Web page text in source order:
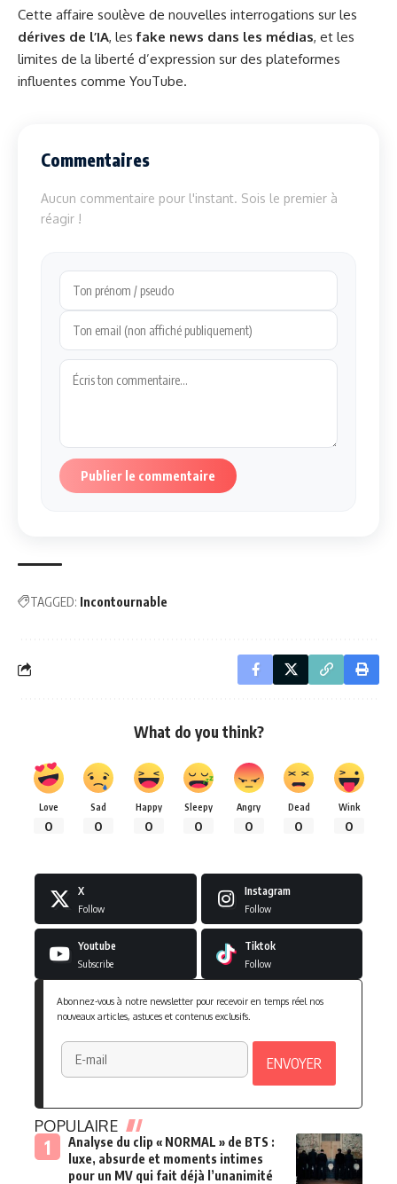
Cette affaire soulève de nouvelles interrogations sur les
dérives de l’IA, lesfake news dans les médias, et les
limites de la liberté d’expression sur des plateformes
influentes comme YouTube.
Commentaires
Aucun commentaire pour l'instant. Sois le premier à
réagir !
Publier le commentaire
TAGGED: Incontournable
What do you think?
Love
0
Sad
0
Happy
0
Sleepy
0
Angry
0
Dead
0
Wink
0
X
Follow
Instagram
Follow
Youtube
Subscribe
Tiktok
Follow
Abonnez-vous à notre newsletter pour recevoir en temps réel nos
nouveaux articles, astuces et contenus exclusifs.
POPULAIRE
Analyse du clip « NORMAL » de BTS :
luxe, absurde et moments intimes
pour un MV qui fait déjà l’unanimité